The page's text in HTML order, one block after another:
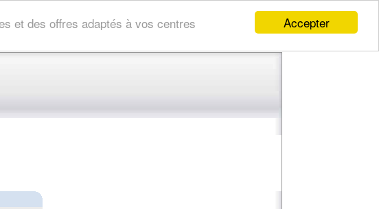
Accepter
et des offres adaptés à vos centres